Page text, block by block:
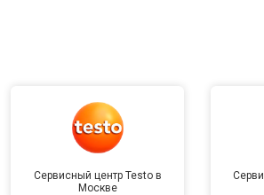
Сервисный центр Testo в
Москве